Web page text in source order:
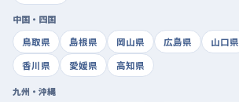
中国・四国
鳥取県
島根県 岡山県 広島県 山口県
香川県
愛媛県 高知県
九州・沖縄